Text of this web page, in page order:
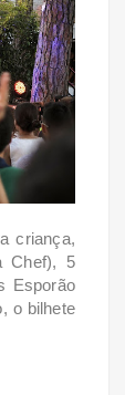
criança,
Chef), 5
Esporão
o bilhete